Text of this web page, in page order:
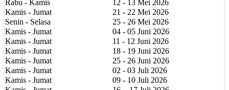
Rabu - Kamis
12 - 13 Mei 2026
Kamis - Jumat
21 - 22 Mei 2026
Senin - Selasa
25 - 26 Mei 2026
Kamis - Jumat
04 - 05 Juni 2026
Kamis - Jumat
11 - 12 Juni 2026
Kamis - Jumat
18 - 19 Juni 2026
Kamis - Jumat
25 - 26 Juni 2026
Kamis - Jumat
02 - 03 Juli 2026
Kamis - Jumat
09 - 10 Juli 2026